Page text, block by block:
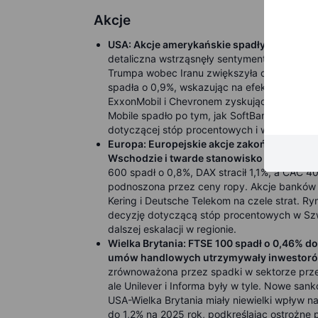
Akcje
USA: Akcje amerykańskie spadły we wtorek,
detaliczna wstrząsnęły sentymentem. S&P
Trumpa wobec Iranu zwiększyła
spadła o 0,9%, wskazując na efekty taryf.
ExxonMobil i Chevronem zyskującymi
Mobile spadło po tym, jak SoftBank
dotyczącej stóp procentowych i
Europa: Europejskie akcje zakończyły
Wschodzie i twarde stanowisko Trumpa
600 spadł o 0,8%, DAX stracił 1,1%, a CAC
podnoszona przez ceny ropy. Akcje
Kering i Deutsche Telekom na czele strat.
decyzję dotyczącą stóp procentowych w
dalszej eskalacji w regionie.
Wielka Brytania: FTSE 100 spadł o 0,46%
umów handlowych utrzymywały
zrównoważona przez spadki w sektorze
ale Unilever i Informa były w tyle. Nowe
USA-Wielka Brytania miały niewielki wpływ
do 1,2% na 2025 rok, podkreślając